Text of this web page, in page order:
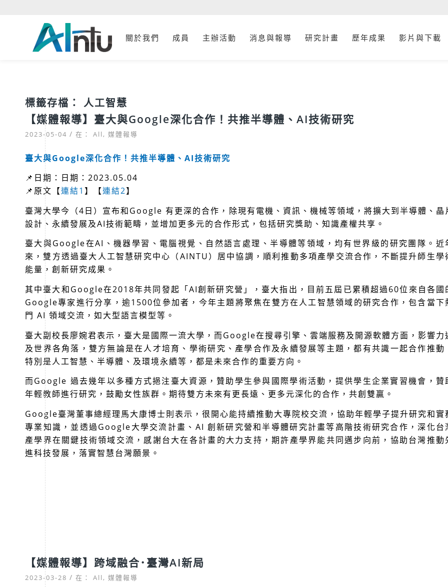
關於我們 成員 主辦活動 消息與報導 研究計畫 歷年成果 影片與下載
標籤存檔： 人工智慧
【媒體報導】臺大與Google深化合作！共推半導體、AI技術研究
2023-05-04 / 在： All, 媒體報導
臺大與Google深化合作！共推半導體、AI技術研究
📌日期：日期：2023.05.04
📌原文【連結1 】【連結2】
臺灣大學今（4日）宣布和Google 有更深的合作，除現有電機、資訊、機械等領域，將擴大到半導體、晶
設計、永續發展及AI技術範疇，並增加更多元的合作形式，包括研究獎助、知識產權共享。
臺大與Google在AI、機器學習、電腦視覺、自然語言處理、半導體等領域，均有世界級的研究團隊。近
來，雙方透過臺大人工智慧研究中心（AINTU）居中協調，順利推動多項產學交流合作，不斷提升師生學
能量，創新研究成果。
其中臺大和Google在2018年共同發起「AI創新研究營」，臺大指出，目前五屆已累積超過60位來自各國
Google專家進行分享，逾1500位參加者，今年主題將聚焦在雙方在人工智慧領域的研究合作，包含當下
門 AI 領域交流，如大型語言模型等。
臺大副校長廖婉君表示，臺大是國際一流大學，而Google在搜尋引擎、雲端服務及開源軟體方面，影響力
及世界各角落，雙方無論是在人才培育、學術研究、產學合作及永續發展等主題，都有共識一起合作推動
特別是人工智慧、半導體、及環境永續等，都是未來合作的重要方向。
而Google 過去幾年以多種方式挹注臺大資源，贊助學生參與國際學術活動，提供學生企業實習機會，贊
年輕教師進行研究，鼓勵女性族群。期待雙方未來有更長遠、更多元深化的合作，共創雙贏。
Google臺灣董事總經理馬大康博士則表示，很開心能持續推動大專院校交流，協助年輕學子提升研究和實
專業知識，並透過Google大學交流計畫、AI 創新研究營和半導體研究計畫等高階技術研究合作，深化台
產學界在關鍵技術領域交流，感謝台大在各計畫的大力支持，期許產學界能共同邁步向前，協助台灣推動
進科技發展，落實智慧台灣願景。
【媒體報導】跨域融合･臺灣AI新局
2023-03-28 / 在： All , 媒體報導